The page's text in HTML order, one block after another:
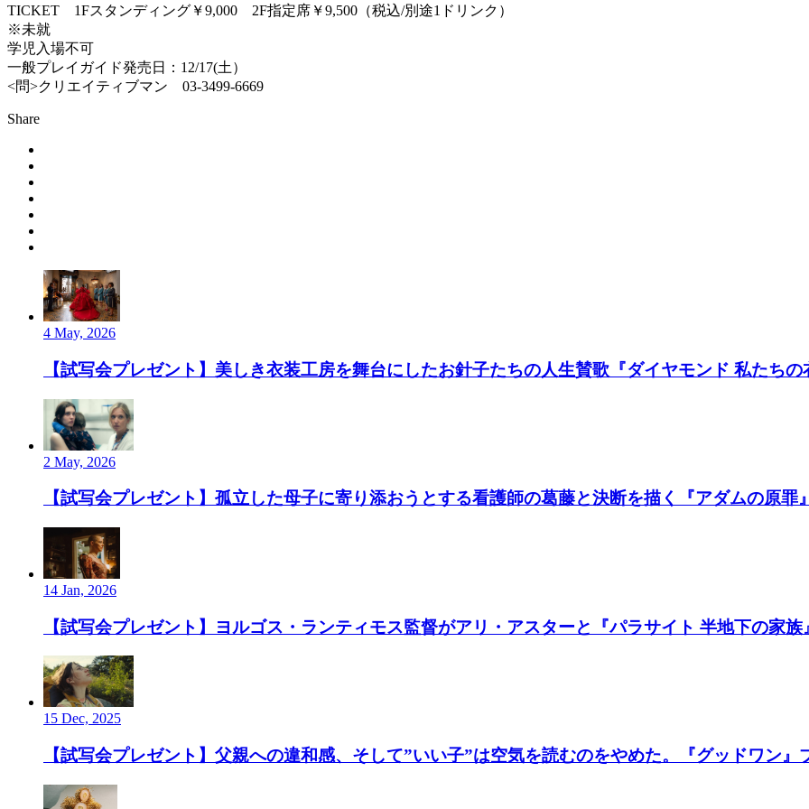
TICKET 1Fスタンディング￥9,000 2F指定席￥9,500（税込/別途1ドリンク）
※未就
学児入場不可
一般プレイガイド発売日：12/17(土）
<問>クリエイティブマン 03-3499-6669
Share
4 May, 2026
【試写会プレゼント】美しき衣装工房を舞台にしたお針子たちの人生賛歌『ダイヤモンド 私たちの
2 May, 2026
【試写会プレゼント】孤立した母子に寄り添おうとする看護師の葛藤と決断を描く『アダムの原罪』
14 Jan, 2026
【試写会プレゼント】ヨルゴス・ランティモス監督がアリ・アスターと『パラサイト 半地下の家族
15 Dec, 2025
【試写会プレゼント】父親への違和感、そして”いい子”は空気を読むのをやめた。『グッドワン』